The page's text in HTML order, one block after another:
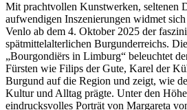
Mit prachtvollen Kunstwerken, seltenen
aufwendigen Inszenierungen widmet sich
Venlo ab dem 4. Oktober 2025 der
spätmittelalterlichen Burgunderreichs.
„Bourgondiërs in Limburg“ beleuchtet
Fürsten wie Filips der Gute, Karel der
Burgund auf die Region und zeigt, wie
Kultur und Alltag prägte. Unter den
eindrucksvolles Porträt von Margareta